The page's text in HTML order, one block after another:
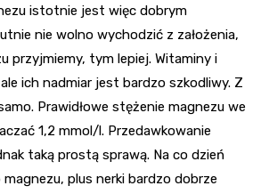
istotnie jest więc dobrym
nie wolno wychodzić z założenia,
przyjmiemy, tym lepiej. Witaminy i
ich nadmiar jest bardzo szkodliwy. Z
Prawidłowe stężenie magnezu we
1,2 mmol/l. Przedawkowanie
taką prostą sprawą. Na co dzień
plus nerki bardzo dobrze